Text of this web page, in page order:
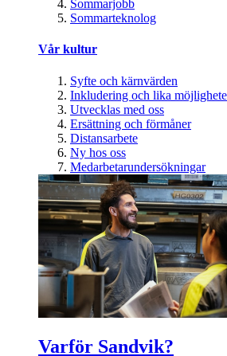
Sommarjobb
Sommarteknolog
Vår kultur
Syfte och kärnvärden
Inkludering och lika
Utvecklas med oss
Ersättning och förmåner
Distansarbete
Ny hos oss
Medarbetarundersökningar
Varför Sandvik?